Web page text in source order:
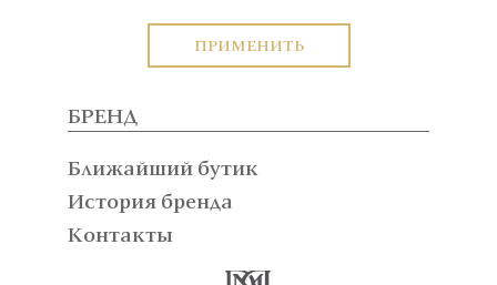
ПРИМЕНИТЬ
БРЕНД
Ближайший бутик
История бренда
Контакты